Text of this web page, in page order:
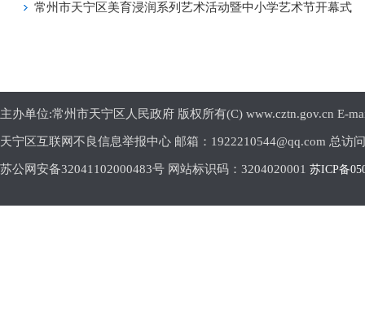
常州市天宁区美育浸润系列艺术活动暨中小学艺术节开幕式
主办单位:常州市天宁区人民政府 版权所有(C) www.cztn.gov.cn E-
天宁区互联网不良信息举报中心 邮箱：1922210544@qq.com 总访
苏公网安备32041102000483号 网站标识码：3204020001 苏ICP备